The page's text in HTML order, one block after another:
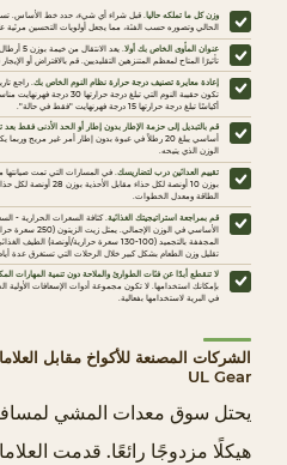
e
a
r
ا
ل
ف
ئ
ا
ا
ل
وزن كل ما تملكه حاليا.
الحالي وتصوره حسب الفئة، مما يجعل أولويات التحسين مرئية
عنوان المأوى الخاص بك أولا.
تأثيرًا المتاح لمعظم المتنزهين التقليديين. قم بالاقتراض أو
إعادة معايرة تصنيف درجة حرارة نظام النوم الخاص بك.راجع
تكون حقيبة النوم التي تبلغ
أكياسًا تبلغ درجة حرارتها 15 درجة فهرنهايت "فقط في حالة".
قم بالتبديل إلى حزمة الإطار بدون إطار أو الحد الأدنى فقط بعد
أساسي يبلغ 20 رطلاً في عبوة بدون إطار أمر غير
الوزن الذي يتيحه.
تقييم العدائين درب لتضاريسك.في المسارات التي تمت صيانتها
بوزن 10 أونصة لكل
الطاقة ومعدل الخطوات.
قم بمراجعة استراتيجيتك الغذائية.كثافة السعرات الحرارية -
تقليل وزن الطعام بشكل كبير خلال الرحلات التي تستغرق عدة أيام.
لا تنقطع أبدًا عن فئات الطوارئ والملاحة دون تنمية المهارات
بإمكانك استخدامها. لا تكون مجموعة أدوات الإسعافات الأولية
في البرية لاستخدامها بفعالية.
الشركات المصنعة للأكواخ مقابل
UL Gear
يحتل سوق معدات المشي
هيكلًا مزدوجًا رائعًا. قدمت